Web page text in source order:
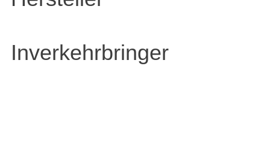
Inverkehrbringer